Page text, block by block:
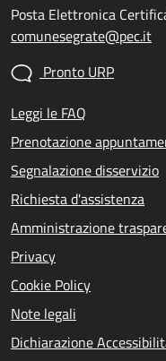
Posta Elettronica
comunesegrate@pec.it
Pronto URP
Leggi le FAQ
Prenotazione
Segnalazione disservizio
Richiesta d'assistenza
Amministrazione
Privacy
Cookie Policy
Note legali
Dichiarazione